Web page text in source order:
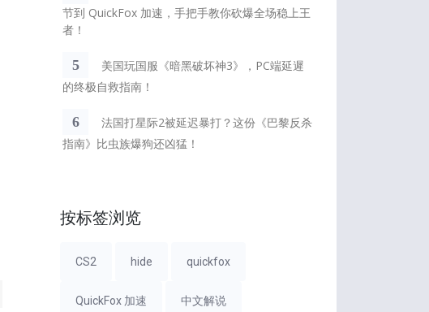
节到 QuickFox 加速，手把手教你砍爆全场稳上王
者！
5
美国玩国服《暗黑破坏神3》，PC端延遲
的终极自救指南！
6
法国打星际2被延迟暴打？这份《巴黎反杀
指南》比虫族爆狗还凶猛！
按标签浏览
CS2 hide quickfox
QuickFox 加速 中文解说